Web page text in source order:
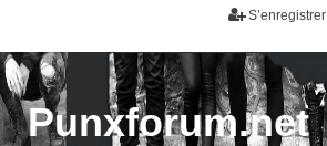
S’enregistrer
Punxforum.net